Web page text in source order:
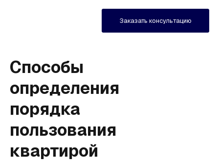
Заказать консультацию
Способы
определения
порядка
пользования
квартирой